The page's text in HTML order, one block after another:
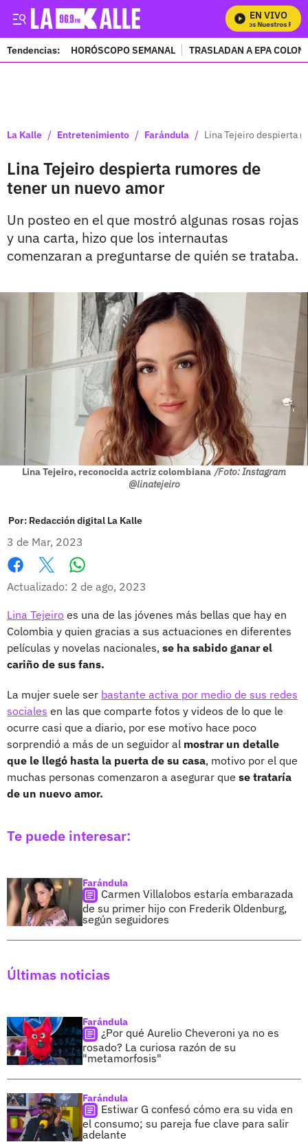
EN VIVO
Mira Todos Nuestros
Tendencias: HORÓSCOPO SEMANAL TRASLADAN A EPA
La Kalle / Entretenimiento / Farándula / Lina Tejeiro despierta
Lina Tejeiro despierta rumores de
tener un nuevo amor
Un posteo en el que mostró algunas rosas rojas
y una carta, hizo que los internautas
comenzaran a preguntarse de quién se trataba.
Lina Tejeiro, reconocida actriz colombiana /Foto: Instagram
@linatejeiro
Por: Redacción digital La Kalle
3 de Mar, 2023
Facebook
X
Actualizado: 2 de ago, 2023
Lina Tejeiro es una de las jóvenes más bellas que hay en
Colombia y quien gracias a sus actuaciones en diferentes
películas y novelas nacionales, se ha sabido ganar el
cariño de sus fans.
La mujer suele ser bastante activa por medio de sus redes
sociales en las que comparte fotos y videos de lo que le
ocurre casi que a diario, por ese motivo hace poco
sorprendió a más de un seguidor al mostrar un detalle
que le llegó hasta la puerta de su casa, motivo por el que
muchas personas comenzaron a asegurar que se trataría
de un nuevo amor.
Te puede interesar:
Farándula
Carmen Villalobos estaría embarazada
de su primer hijo con Frederik Oldenburg,
según seguidores
Últimas noticias
Farándula
¿Por qué Aurelio Cheveroni ya no es
rosado? La curiosa razón de su
"metamorfosis"
Farándula
Estiwar G confesó cómo era su vida en
el consumo; su pareja fue clave para salir
adelante